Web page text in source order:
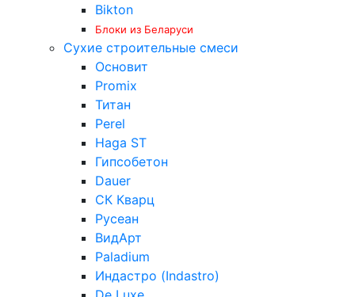
Bikton
Блоки из Беларуси
Сухие строительные смеси
Основит
Promix
Титан
Perel
Haga ST
Гипсобетон
Dauer
СК Кварц
Русеан
ВидАрт
Paladium
Индастро (Indastro)